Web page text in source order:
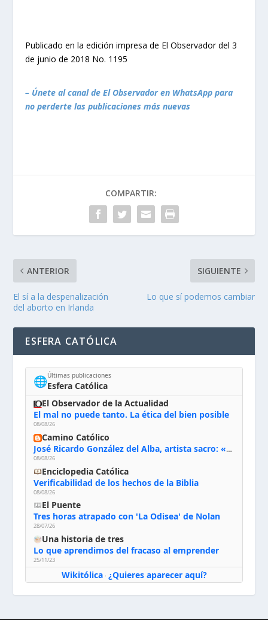
Publicado en la edición impresa de El Observador del 3
de junio de 2018 No. 1195
– Únete al canal de El Observador en WhatsApp para
no perderte las publicaciones más nuevas
COMPARTIR:
ANTERIOR
El sí a la despenalización
del aborto en Irlanda
SIGUIENTE
Lo que sí podemos cambiar
ESFERA CATÓLICA
🌐Últimas publicaciones
Esfera Católica
El Observador de la Actualidad
El mal no puede tanto. La ética del bien posible
08/08/26
Camino Católico
José Ricardo González del Alba, artista sacro: «Yo oro, hablo con Dios, le pido al Espíritu Santo su inspiración y siempre pinto rezando el rosario para que sea Él quien actúe a través de mis manos»
08/08/26
Enciclopedia Católica
Verificabilidad de los hechos de la Biblia
08/08/26
El Puente
Tres horas atrapado con 'La Odisea' de Nolan
28/07/26
Una historia de tres
Lo que aprendimos del fracaso al emprender
25/11/23
Wikitólica· ¿Quieres aparecer aquí?